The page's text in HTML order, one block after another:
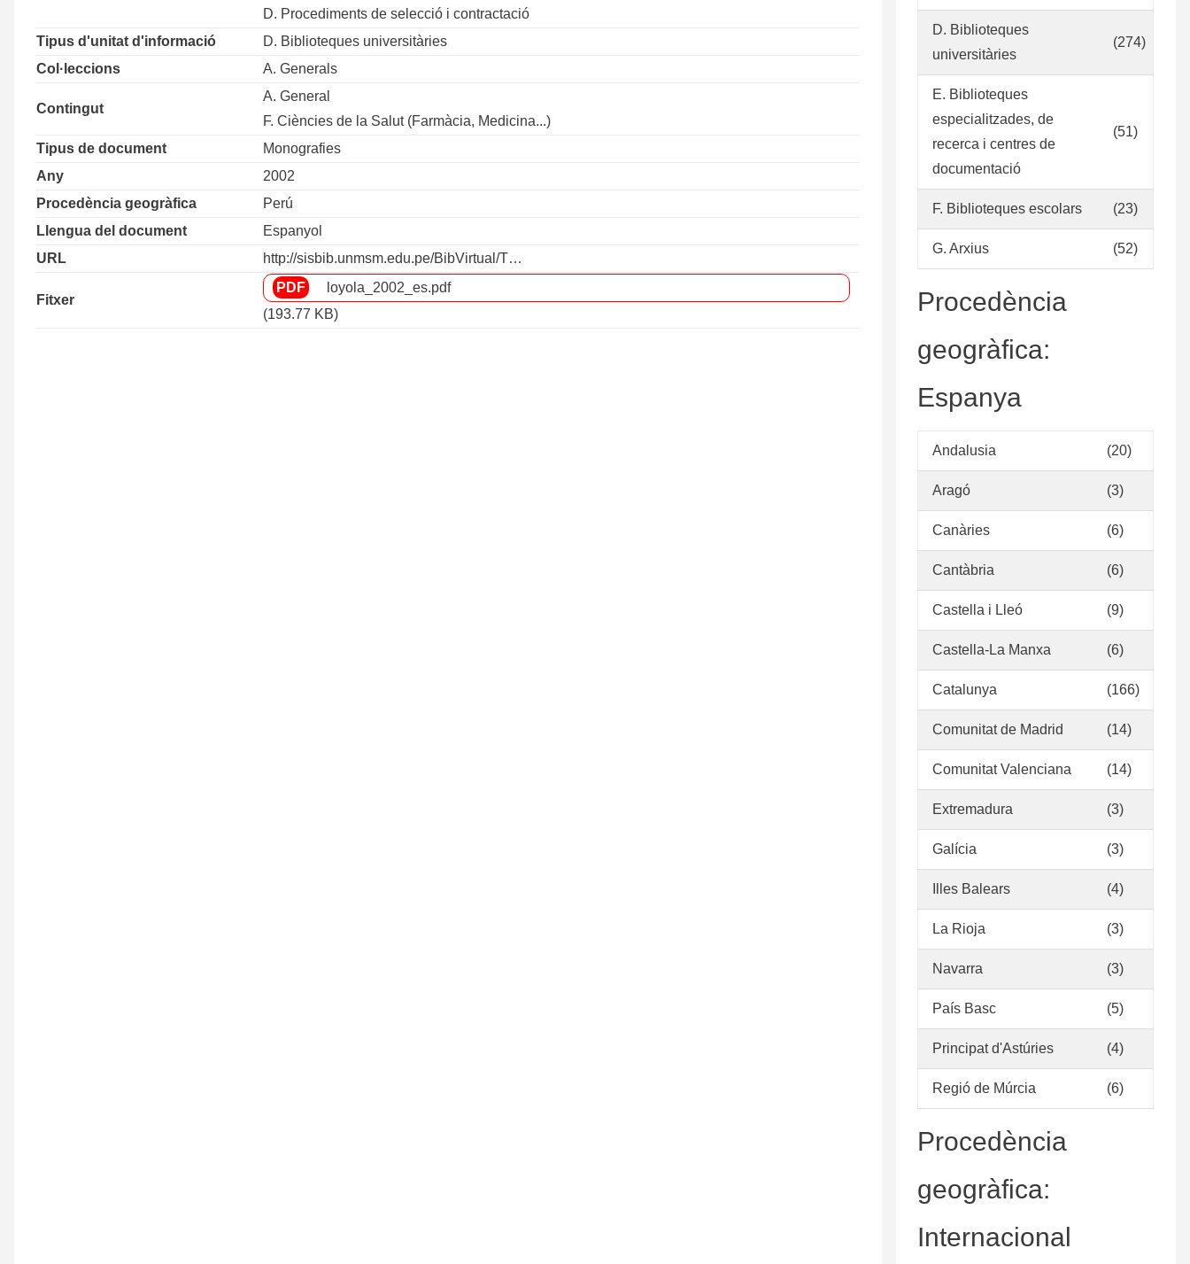
D. Procediments de selecció i contractació
Tipus d'unitat d'informació
D. Biblioteques universitàries
Col·leccions
A. Generals
Contingut
A. General
F. Ciències de la Salut (Farmàcia, Medicina...)
Tipus de document
Monografies
Any
2002
Procedència geogràfica
Perú
Llengua del document
Espanyol
URL
http://sisbib.unmsm.edu.pe/BibVirtual/T…
Fitxer
loyola_2002_es.pdf
(193.77 KB)
D. Biblioteques
universitàries
(274)
E. Biblioteques
especialitzades, de
recerca i centres de
documentació
(51)
F. Biblioteques escolars (23)
G. Arxius (52)
Procedència
geogràfica:
Espanya
Andalusia (20)
Aragó (3)
Canàries (6)
Cantàbria (6)
Castella i Lleó (9)
Castella-La Manxa (6)
Catalunya (166)
Comunitat de Madrid (14)
Comunitat Valenciana (14)
Extremadura (3)
Galícia (3)
Illes Balears (4)
La Rioja (3)
Navarra (3)
País Basc (5)
Principat d'Astúries (4)
Regió de Múrcia (6)
Procedència
geogràfica:
Internacional